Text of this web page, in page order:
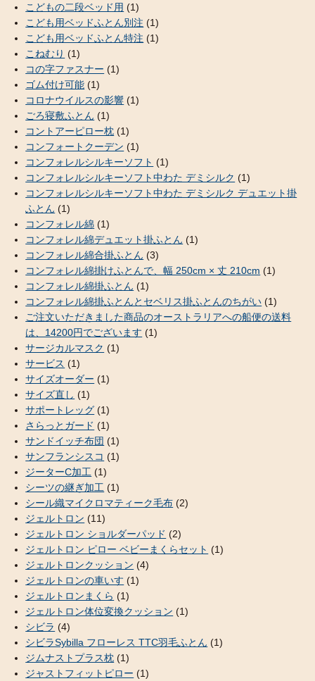
こどもの二段ベッド用 (1)
こども用ベッドふとん別注 (1)
こども用ベッドふとん特注 (1)
こねむり (1)
コの字ファスナー (1)
ゴム付け可能 (1)
コロナウイルスの影響 (1)
ごろ寝敷ふとん (1)
コントアーピロー枕 (1)
コンフォートクーデン (1)
コンフォレルシルキーソフト (1)
コンフォレルシルキーソフト中わた デミシルク (1)
コンフォレルシルキーソフト中わた デミシルク デュエット掛
ふとん (1)
コンフォレル綿 (1)
コンフォレル綿デュエット掛ふとん (1)
コンフォレル綿合掛ふとん (3)
コンフォレル綿掛けふとんで、幅 250cm × 丈 210cm (1)
コンフォレル綿掛ふとん (1)
コンフォレル綿掛ふとんとセベリス掛ふとんのちがい (1)
ご注文いただきました商品のオーストラリアへの船便の送料
は、14200円でございます (1)
サージカルマスク (1)
サービス (1)
サイズオーダー (1)
サイズ直し (1)
サポートレッグ (1)
さらっとガード (1)
サンドイッチ布団 (1)
サンフランシスコ (1)
ジーターC加工 (1)
シーツの継ぎ加工 (1)
シール織マイクロマティーク毛布 (2)
ジェルトロン (11)
ジェルトロン ショルダーパッド (2)
ジェルトロン ピロー ベビーまくらセット (1)
ジェルトロンクッション (4)
ジェルトロンの車いす (1)
ジェルトロンまくら (1)
ジェルトロン体位変換クッション (1)
シビラ (4)
シビラSybilla フローレス TTC羽毛ふとん (1)
ジムナストプラス枕 (1)
ジャストフィットピロー (1)